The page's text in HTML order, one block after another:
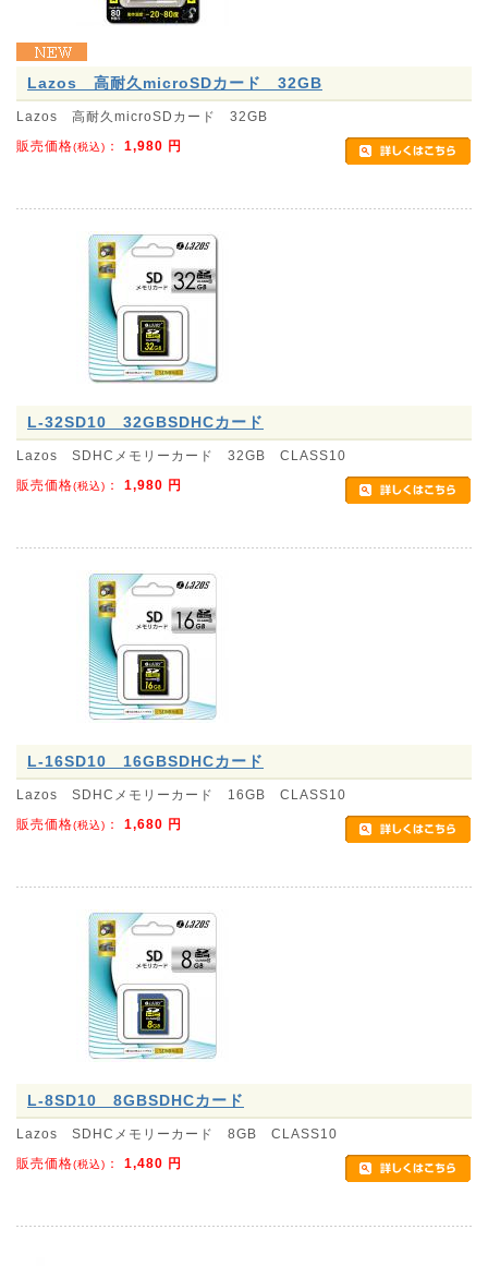
Lazos 高耐久microSDカード 32GB
Lazos 高耐久microSDカード 32GB
販売価格(税込) ： 1,980 円
L-32SD10 32GBSDHCカード
Lazos SDHCメモリーカード 32GB CLASS10
販売価格(税込) ： 1,980 円
L-16SD10 16GBSDHCカード
Lazos SDHCメモリーカード 16GB CLASS10
販売価格(税込) ： 1,680 円
L-8SD10 8GBSDHCカード
Lazos SDHCメモリーカード 8GB CLASS10
販売価格(税込) ： 1,480 円